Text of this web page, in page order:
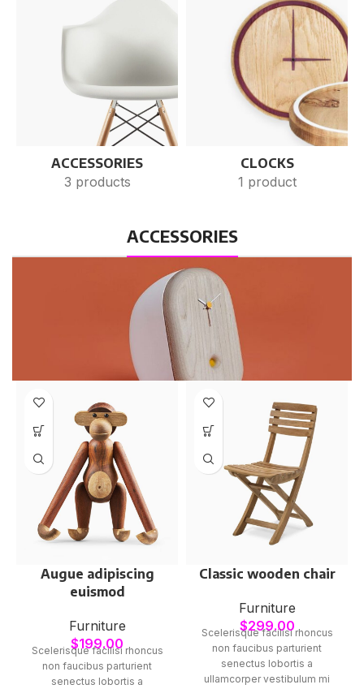
ACCESSORIES
3 products
CLOCKS
1 product
ACCESSORIES
Augue adipiscing
euismod
Furniture
$199.00
Scelerisque facilisi rhoncus
non faucibus parturient
senectus lobortis a
Classic wooden chair
Furniture
$299.00
Scelerisque facilisi rhoncus
non faucibus parturient
senectus lobortis a
ullamcorper vestibulum mi